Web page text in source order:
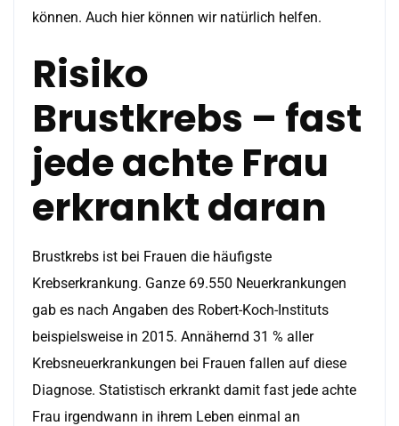
können. Auch hier können wir natürlich helfen.
Risiko
Brustkrebs – fast
jede achte Frau
erkrankt daran
Brustkrebs ist bei Frauen die häufigste
Krebserkrankung. Ganze 69.550 Neuerkrankungen
gab es nach Angaben des Robert-Koch-Instituts
beispielsweise in 2015. Annähernd 31 % aller
Krebsneuerkrankungen bei Frauen fallen auf diese
Diagnose. Statistisch erkrankt damit fast jede achte
Frau irgendwann in ihrem Leben einmal an